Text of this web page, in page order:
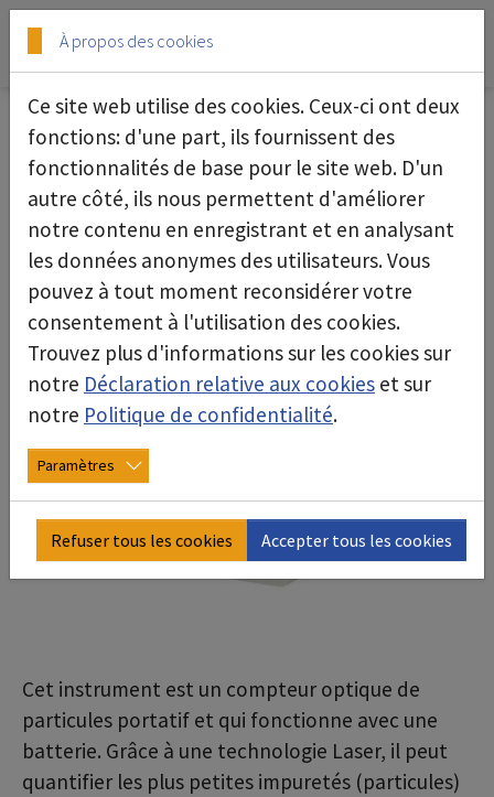
Skip to main content
Skip to page footer
Compteur laser de particules
Cet instrument est un compteur optique de
particules portatif et qui fonctionne avec une
batterie. Grâce à une technologie Laser, il peut
quantifier les plus petites impuretés (particules)
À propos des cookies
Ce site web utilise des cookies. Ceux-ci ont deux
fonctions: d'une part, ils fournissent des
fonctionnalités de base pour le site web. D'un
autre côté, ils nous permettent d'améliorer
notre contenu en enregistrant et en analysant
les données anonymes des utilisateurs. Vous
pouvez à tout moment reconsidérer votre
consentement à l'utilisation des cookies.
Trouvez plus d'informations sur les cookies sur
notre Déclaration relative aux cookies et sur
notre Politique de confidentialité.
Paramètres
Refuser tous les cookies Accepter tous les cookies